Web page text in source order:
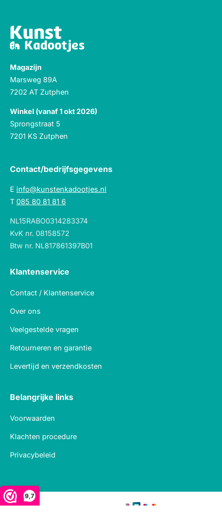
9,7
Magazijn
Marsweg 89A
7202 AT Zutphen
Winkel (vanaf 1 okt 2026)
Sprongstraat 5
7201 KS Zutphen
Contact/bedrijfsgegevens
E info@kunstenkadootjes.nl
T 085 80 81 81 6
NL15RABO0314283374
KvK nr. 08158572
Btw nr. NL817861397B01
Klantenservice
Contact / Klantenservice
Over ons
Veelgestelde vragen
Retourneren en garantie
Levertijd en verzendkosten
Belangrijke links
Voorwaarden
Klachten procedure
Privacybeleid